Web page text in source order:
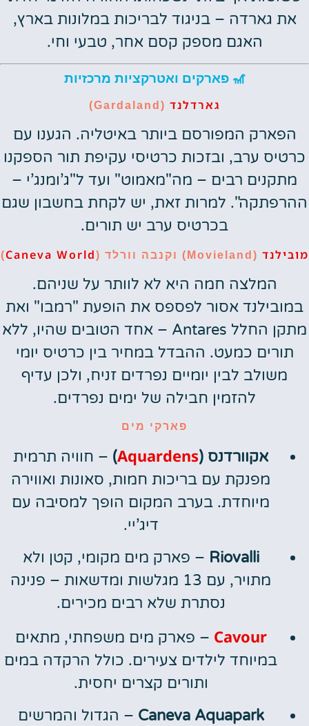
את גארדה – בניגוד לבריכות במלונות בארץ,
האגם מספק קסם אחר, טבעי וחי.
🎢 פארקים ואטרקציות מרכזיות
גארדלנד (Gardaland)
הפארק המפורסם ביותר באיטליה. הגענו עם
כרטיס ערב, ובזכות כרטיסי עקיפת תור הספקנו
מתקנים רבים – מה"מאמוט" ועד ל"ג’ומנג’י –
ההרפתקה". למרות זאת, יש לקחת בחשבון שגם
בכרטיס ערב יש תורים.
מובילנד (Movieland) וקנבה וורלד ( Caneva World
)
המלצה חמה היא לא לוותר על שניהם.
במובילנד אסור לפספס את הופעת "רמבו" ואת
מתקן החלל Antares – אחד הטובים שהיו, ללא
תורים כמעט. ההבדל במחיר בין כרטיס יומי
משולב לבין יומיים נפרדים זניח, ולכן עדיף
להזמין חבילה של ימים נפרדים.
פארקי מים
אקוורדנס (Aquardens
) – חוויה תרמית
מפנקת עם בריכות חמות, סאונות ואווירה
מיוחדת. בערב המקום הופך למסיבה עם
דיג’יי.
Riovalli – פארק מים מקומי, קטן ולא
מתויר, עם 13 מגלשות ומדשאות – פנינה
נסתרת שלא רבים מכירים.
Cavour – פארק מים משפחתי, מתאים
במיוחד לילדים צעירים. כולל הרקדה במים
ותורים קצרים יחסית.
Caneva Aquapark – הגדול והמרשים